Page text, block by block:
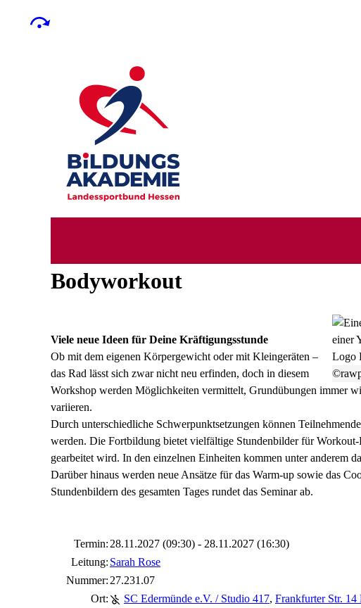
Bodyworkout
Viele neue Ideen für Deine Kräftigungsstunde
Ob mit dem eigenen Körpergewicht oder mit Kleingeräten –
das Rad lässt sich zwar nicht neu erfinden, doch in diesem
Workshop werden Möglichkeiten vermittelt, Grundübungen immer
variieren.
Durch unterschiedliche Schwerpunktsetzungen können
werden. Die Fortbildung bietet vielfältige Stundenbilder für
gearbeitet wird. In den einzelnen Einheiten kommen unter anderem
Darüber hinaus werden neue Ansätze für das Warm-up sowie das
Stundenbildern des gesamten Tages rundet das Seminar ab.
Termin: 28.11.2027 (09:30) - 28.11.2027 (16:30)
Leitung: Sarah Rose
Nummer: 27.231.07
Ort:
SC Edermünde e.V. / Studio 417, Frankfurter Str. 14